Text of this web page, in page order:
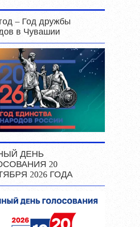
– Год дружбы
в Чувашии
ДЕНЬ
20
2026 ГОДА